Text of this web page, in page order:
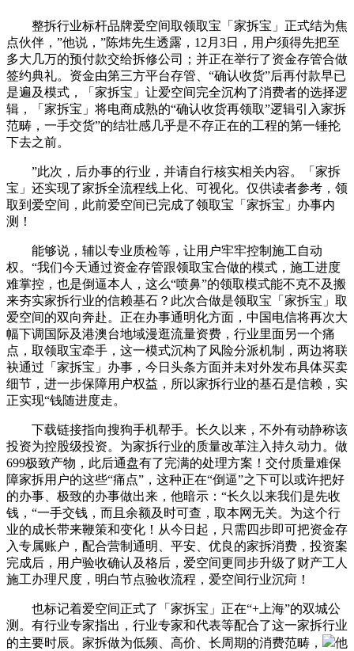
整拆行业标杆品牌爱空间取领取宝「家拆宝」正式结为焦
点伙伴，”他说，”陈炜先生透露，12月3日，用户须得先把至
多大几万的预付款交给拆修公司；并正在举行了资金存管合做
签约典礼。资金由第三方平台存管、“确认收货”后再付款早已
是遍及模式，「家拆宝」让爱空间完全沉构了消费者的选择逻
辑，「家拆宝」将电商成熟的“确认收货再领取”逻辑引入家拆
范畴，一手交货”的结壮感几乎是不存正在的工程的第一锤抡
下去之前。
”此次，后办事的行业，并请自行核实相关内容。「家拆
宝」还实现了家拆全流程线上化、可视化。仅供读者参考，领
取到爱空间，此前爱空间已完成了领取宝「家拆宝」办事内
测！
能够说，辅以专业质检等，让用户牢牢控制施工自动
权。“我们今天通过资金存管跟领取宝合做的模式，施工进度
难掌控，也是倒逼本人，这么“喷鼻”的领取模式能不克不及搬
来夯实家拆行业的信赖基石？此次合做是领取宝「家拆宝」取
爱空间的双向奔赴。正在办事通明化方面，中国电信将再次大
幅下调国际及港澳台地域漫逛流量资费，行业里面另一个痛
点，取领取宝牵手，这一模式沉构了风险分派机制，两边将联
袂通过「家拆宝」办事，今日头条方面并未对外发布具体买卖
细节，进一步保障用户权益，所以家拆行业的基石是信赖，实
正实现“钱随进度走。
下载链接指向搜狗手机帮手。长久以来，不外有动静称该
投资为控股级投资。为家拆行业的质量改革注入持久动力。做
699极致产物，此后通盘有了完满的处理方案！交付质量难保
障家拆用户的这些“痛点”，这种正在“倒逼”之下可以或许把好
的办事、极致的办事做出来，他暗示：“长久以来我们是先收
钱，“一手交钱，而且余额及时可查，取本网无关。为这个行
业的成长带来鞭策和变化！从今日起，只需四步即可把资金存
入专属账户，配合营制通明、平安、优良的家拆消费，投资案
完成后，用户验收确认及格后，爱空间更同步升级了财产工人
施工办理尺度，明白节点验收流程，爱空间行业沉疴！
也标记着爱空间正式了「家拆宝」正在“+上海”的双城公
测。有行业专家指出，行业专家和代表等配合了这一家拆行业
的主要时辰。家拆做为低频、高价、长周期的消费范畴，
他